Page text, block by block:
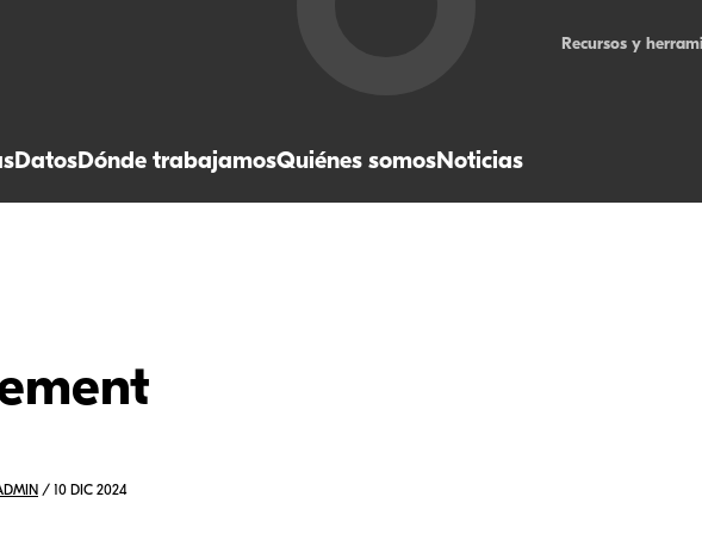
DatosDónde trabajamosQuiénes somosNoticias
Recursos y
/ 10 DIC 2024